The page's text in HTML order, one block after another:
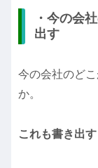
・今の会
出す
今の会社のど
か。
これも書き出す